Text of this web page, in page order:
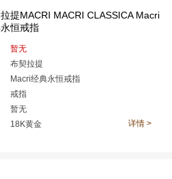
作品以不同方式诠释海岸风
的倾心之选。
提MACRI MACRI CLASSICA Macri
恒戒指
暂无
布契拉提
Macri经典永恒戒指
戒指
暂无
18K黄金 详情 >